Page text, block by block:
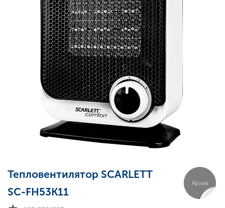
Тепловентилятор SCARLETT
SC-FH53K11
Архив